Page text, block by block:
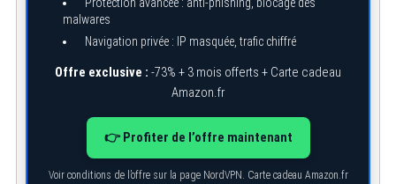
malwares
Navigation privée : IP masquée, trafic chiffré
Offre exclusive : -73% + 3 mois offerts + Carte cadeau
Amazon.fr
👉 Profiter de l’offre maintenant
Voir conditions de l’offre sur la page NordVPN. Carte cadeau Amazon.fr